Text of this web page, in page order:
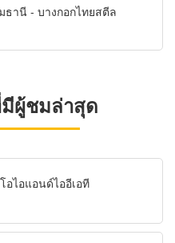
ธานี - บางกอกไทยสตีล
ผู้ชมล่าสุด
อไอแอนด์ไออีเอที